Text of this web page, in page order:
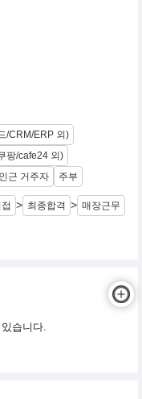
/CRM/ERP 외)
팡/cafe24 외)
인근 거주자 주부
> 최종합격 > 매장근무
습니다.